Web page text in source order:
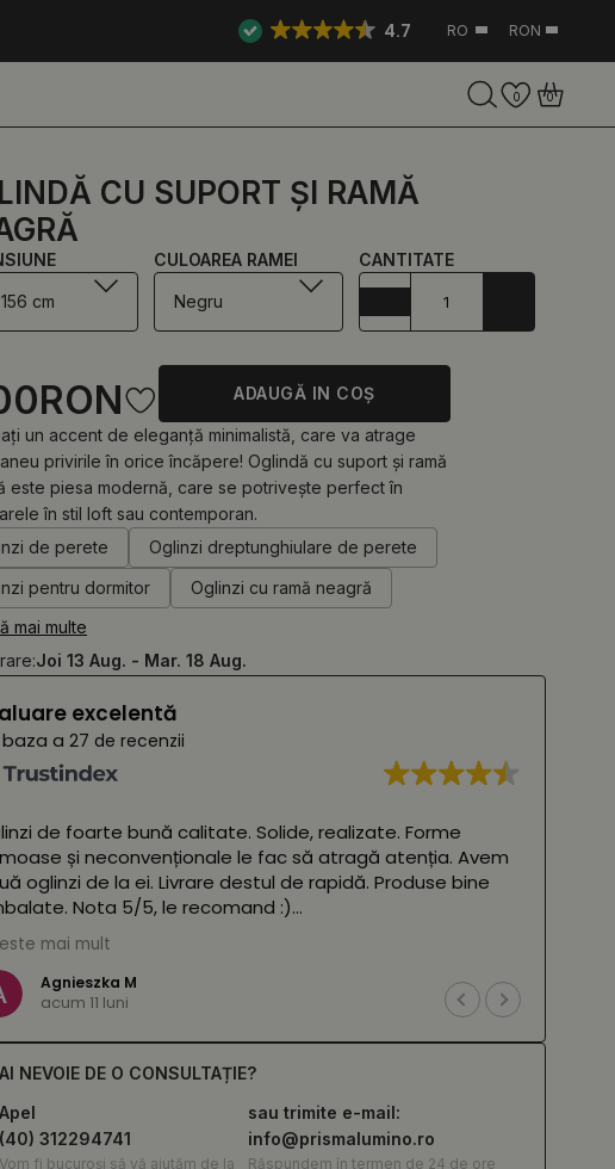
4.7 RO RON
0 0
CU SUPORT ȘI RAMĂ
cm
CULOAREA RAMEI
Negru
CANTITATE
RON ADAUGĂ IN COŞ
un accent de eleganță minimalistă, care va atrage
privirile în orice încăpere! Oglindă cu suport și ramă
este piesa modernă, care se potrivește perfect în
în stil loft sau contemporan.
de perete
Oglinzi dreptunghiulare de perete
pentru dormitor
Oglinzi cu ramă neagră
mai multe
Joi 13 Aug. - Mar. 18 Aug.
excelentă
a 27 de recenzii
de foarte bună calitate. Solide, realizate. Forme
și neconvenționale le fac să atragă atenția. Avem
oglinzi de la ei. Livrare destul de rapidă. Produse bine
Nota 5/5, le recomand :)
de Google,
mai mult
Agnieszka M
acum 11 luni
AI NEVOIE DE O CONSULTAȚIE?
Apel
(40) 312294741
Vom fi bucuroși să vă ajutăm de la
sau trimite e-mail:
info@prismalumino.ro
Răspundem în termen de 24 de ore